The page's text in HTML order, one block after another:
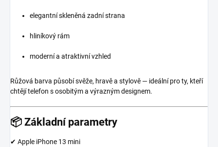
elegantní skleněná zadní strana
hliníkový rám
moderní a atraktivní vzhled
Růžová barva působí svěže, hravě a stylově — ideální pro ty, kteří
chtějí telefon s osobitým a výrazným designem.
📦 Základní parametry
✔ Apple iPhone 13 mini